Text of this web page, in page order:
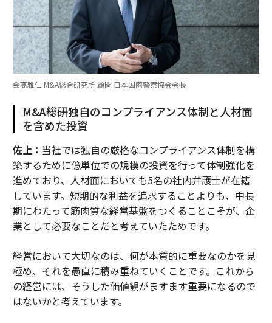
金髙雅仁 M&A総合研究所 顧問 日本国際警察協会会長
M&A総研独自のコンプライアンス体制と人材面
を含めた投資
佐上： 当社では独自の厳格なコンプライアンス体制を構
築するために億単位での規模の投資を行って体制強化を
進めており、人材面においても5名の社内弁護士が在籍
しています。短期的な利益を追求することよりも、中長
期にわたって筋肉質な経営基盤をつくることこそが、企
業として必要なことだと考えていたためです。
経営において大切なのは、何が本質的に重要なのかを見
極め、それを愚直に積み重ねていくことです。これから
の経営には、そうした価値観がますます重要になるので
はないかと考えています。